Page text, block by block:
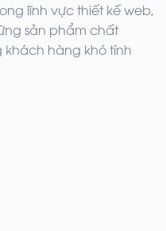
lĩnh vực thiết kế web,
sản phẩm chất
hàng khó tính